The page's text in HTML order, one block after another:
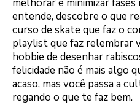
entende, descobre o que
curso de skate que faz o
playlist que faz relembrar
hobbie de desenhar
felicidade não é mais algo
acaso, mas você passa a
regando o que te faz bem.